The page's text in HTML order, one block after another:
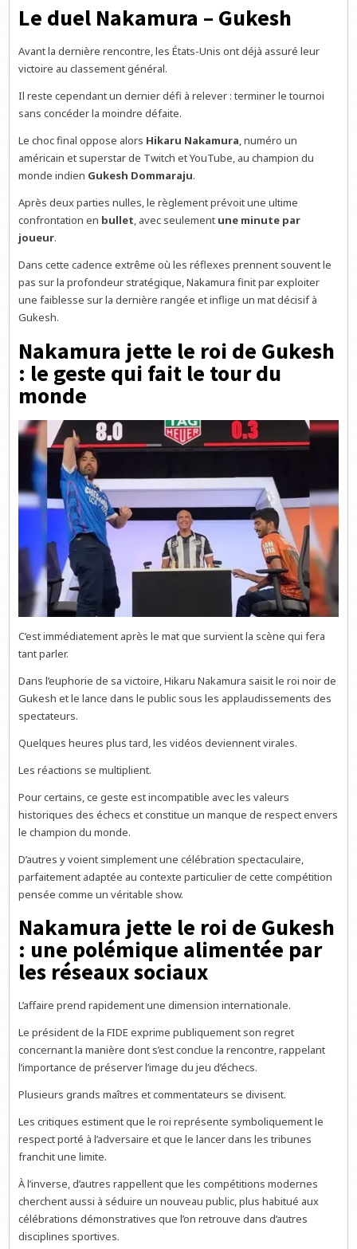
Le duel Nakamura – Gukesh
Avant la dernière rencontre, les États-Unis ont déjà assuré leur
victoire au classement général.
Il reste cependant un dernier défi à relever : terminer le tournoi
sans concéder la moindre défaite.
Le choc final oppose alors Hikaru Nakamura, numéro un
américain et superstar de Twitch et YouTube, au champion du
monde indien Gukesh Dommaraju.
Après deux parties nulles, le règlement prévoit une ultime
confrontation en bullet, avec seulement une minute par
joueur.
Dans cette cadence extrême où les réflexes prennent souvent le
pas sur la profondeur stratégique, Nakamura finit par exploiter
une faiblesse sur la dernière rangée et inflige un mat décisif à
Gukesh.
Nakamura jette le roi de Gukesh
: le geste qui fait le tour du
monde
C’est immédiatement après le mat que survient la scène qui fera
tant parler.
Dans l’euphorie de sa victoire, Hikaru Nakamura saisit le roi noir de
Gukesh et le lance dans le public sous les applaudissements des
spectateurs.
Quelques heures plus tard, les vidéos deviennent virales.
Les réactions se multiplient.
Pour certains, ce geste est incompatible avec les valeurs
historiques des échecs et constitue un manque de respect envers
le champion du monde.
D’autres y voient simplement une célébration spectaculaire,
parfaitement adaptée au contexte particulier de cette compétition
pensée comme un véritable show.
Nakamura jette le roi de Gukesh
: une polémique alimentée par
les réseaux sociaux
L’affaire prend rapidement une dimension internationale.
Le président de la FIDE exprime publiquement son regret
concernant la manière dont s’est conclue la rencontre, rappelant
l’importance de préserver l’image du jeu d’échecs.
Plusieurs grands maîtres et commentateurs se divisent.
Les critiques estiment que le roi représente symboliquement le
respect porté à l’adversaire et que le lancer dans les tribunes
franchit une limite.
À l’inverse, d’autres rappellent que les compétitions modernes
cherchent aussi à séduire un nouveau public, plus habitué aux
célébrations démonstratives que l’on retrouve dans d’autres
disciplines sportives.